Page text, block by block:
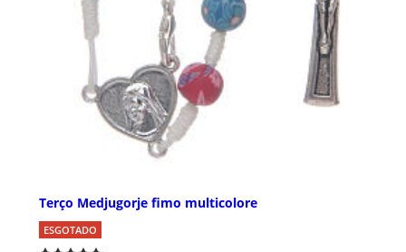
Terço Medjugorje fimo multicolore
ESGOTADO